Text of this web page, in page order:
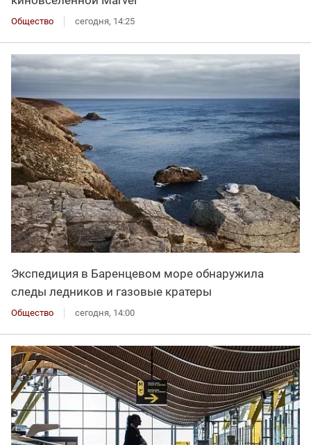
Общество сегодня, 14:25
Экспедиция в Баренцевом море обнаружила
следы ледников и газовые кратеры
Общество сегодня, 14:00